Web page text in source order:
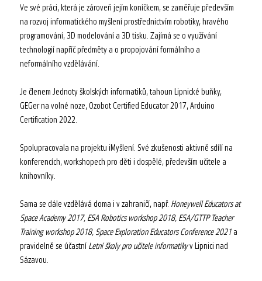
Ve své práci, která je zároveň jejím koníčkem, se zaměřuje především
na rozvoj informatického myšlení prostřednictvím robotiky, hravého
programování, 3D modelování a 3D tisku. Zajímá se o využívání
technologií napříč předměty a o propojování formálního a
neformálního vzdělávání.
Je členem Jednoty školských informatiků, tahoun Lipnické buňky,
GEGer na volné noze, Ozobot Certified Educator 2017, Arduino
Certification 2022.
Spolupracovala na projektu iMyšlení. Své zkušenosti aktivně sdílí na
konferencích, workshopech pro děti i dospělé, především učitele a
knihovníky.
Sama se dále vzdělává doma i v zahraničí, např. Honeywell Educators at
Space Academy 2017, ESA Robotics workshop 2018, ESA/GTTP Teacher
Training workshop 2018, Space Exploration Educators Conference 2021 a
pravidelně se účastní Letní školy pro učitele informatikyv Lipnici nad
Sázavou.